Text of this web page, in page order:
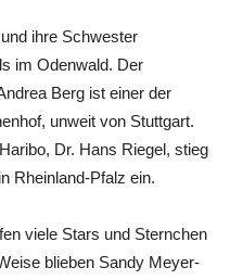
ihre Schwester
im Odenwald. Der
Berg ist einer der
unweit von Stuttgart.
Dr. Hans Riegel, stieg
Rheinland-Pfalz ein.
viele Stars und Sternchen
blieben Sandy Meyer-